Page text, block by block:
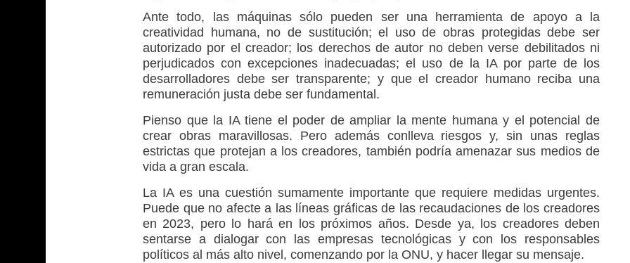
Ante todo, las máquinas sólo pueden ser una herramienta de apoyo a la
creatividad humana, no de sustitución; el uso de obras protegidas debe ser
autorizado por el creador; los derechos de autor no deben verse debilitados ni
perjudicados con excepciones inadecuadas; el uso de la IA por parte de los
desarrolladores debe ser transparente; y que el creador humano reciba una
remuneración justa debe ser fundamental.
Pienso que la IA tiene el poder de ampliar la mente humana y el potencial de
crear obras maravillosas. Pero además conlleva riesgos y, sin unas reglas
estrictas que protejan a los creadores, también podría amenazar sus medios de
vida a gran escala.
La IA es una cuestión sumamente importante que requiere medidas urgentes.
Puede que no afecte a las líneas gráﬁcas de las recaudaciones de los creadores
en 2023, pero lo hará en los próximos años. Desde ya, los creadores deben
sentarse a dialogar con las empresas tecnológicas y con los responsables
políticos al más alto nivel, comenzando por la ONU, y hacer llegar su mensaje.